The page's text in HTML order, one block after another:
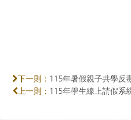
下一則： 115年暑假親子共學反
上一則： 115年學生線上請假系